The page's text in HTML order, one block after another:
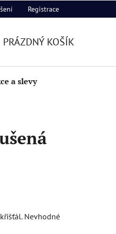
Registrace
PRÁZDNÝ KOŠÍK
a slevy
Nevhodné